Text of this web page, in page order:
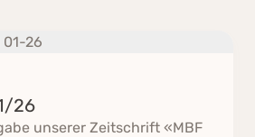
26
unserer Zeitschrift «MBF